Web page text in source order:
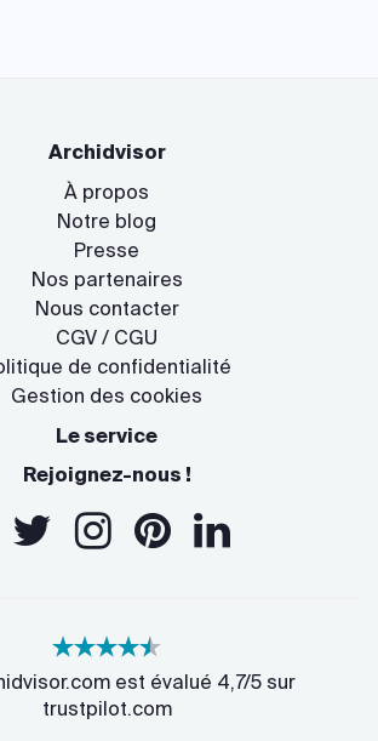
Archidvisor
À propos
Notre blog
Presse
Nos partenaires
Nous contacter
CGV / CGU
de confidentialité
Gestion des cookies
Le service
Rejoignez-nous !
est évalué 4,7/5 sur
trustpilot.com